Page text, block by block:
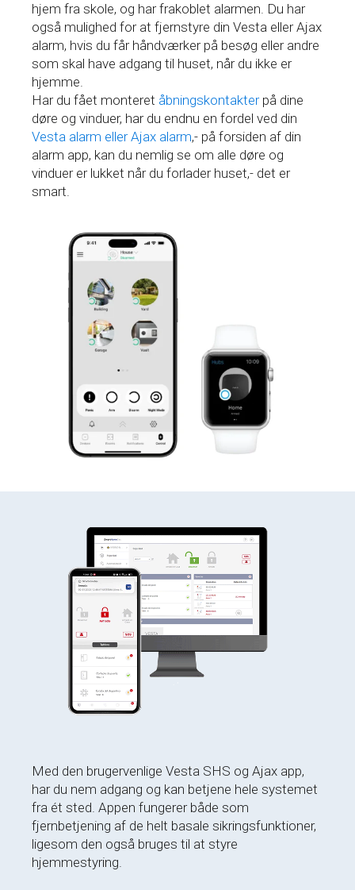
hjem fra skole, og har frakoblet alarmen. Du har
også mulighed for at fjernstyre din Vesta eller Ajax
alarm, hvis du får håndværker på besøg eller andre
som skal have adgang til huset, når du ikke er
hjemme.
Har du fået monteret åbningskontakterpå dine
døre og vinduer, har du endnu en fordel ved din
Vesta alarm eller Ajax alarm,- på forsiden af din
alarm app, kan du nemlig se om alle døre og
vinduer er lukket når du forlader huset,- det er
smart.
Med den brugervenlige Vesta SHS og Ajax app,
har du nem adgang og kan betjene hele systemet
fra ét sted. Appen fungerer både som
fjernbetjening af de helt basale sikringsfunktioner,
ligesom den også bruges til at styre
hjemmestyring.